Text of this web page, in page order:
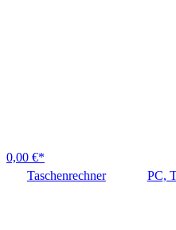
0,00 €*
Taschenrechner
PC,